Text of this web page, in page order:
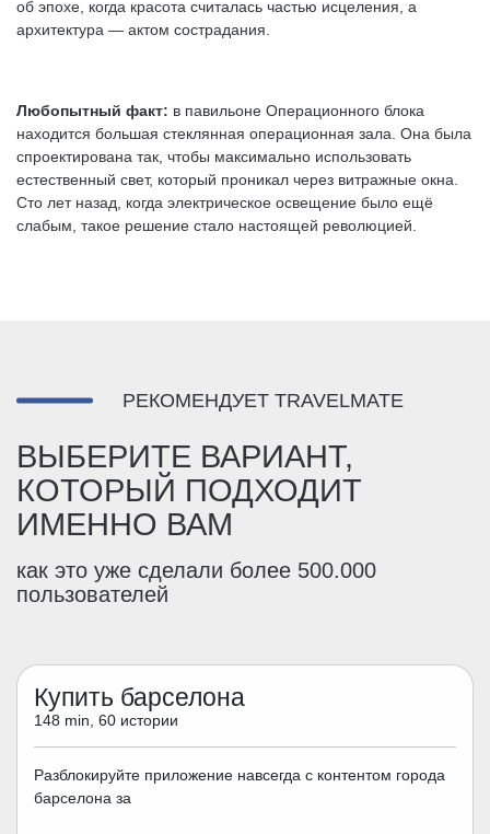
об эпохе, когда красота считалась частью исцеления, а
архитектура — актом сострадания.
Любопытный факт: в павильоне Операционного блока
находится большая стеклянная операционная зала. Она была
спроектирована так, чтобы максимально использовать
естественный свет, который проникал через витражные окна.
Сто лет назад, когда электрическое освещение было ещё
слабым, такое решение стало настоящей революцией.
РЕКОМЕНДУЕТ TRAVELMATE
ВЫБЕРИТЕ ВАРИАНТ,
КОТОРЫЙ ПОДХОДИТ
ИМЕННО ВАМ
как это уже сделали более 500.000
пользователей
Купить барселона
148 min, 60 истории
Разблокируйте приложение навсегда с контентом города
барселона за